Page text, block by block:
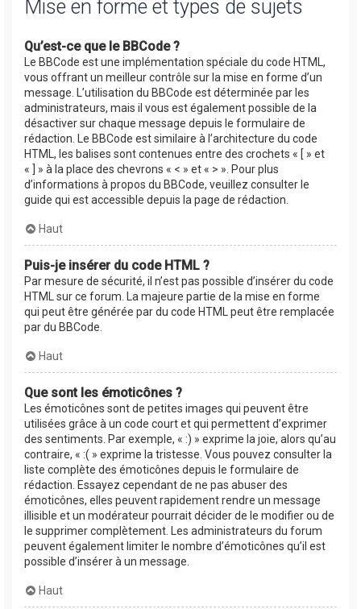
Mise en forme et types de sujets
Qu’est-ce que le BBCode ?
Le BBCode est une implémentation spéciale du code HTML,
vous offrant un meilleur contrôle sur la mise en forme d’un
message. L’utilisation du BBCode est déterminée par les
administrateurs, mais il vous est également possible de la
désactiver sur chaque message depuis le formulaire de
rédaction. Le BBCode est similaire à l’architecture du code
HTML, les balises sont contenues entre des crochets « [ » et
« ] » à la place des chevrons « < » et « > ». Pour plus
d’informations à propos du BBCode, veuillez consulter le
guide qui est accessible depuis la page de rédaction.
Haut
Puis-je insérer du code HTML ?
Par mesure de sécurité, il n’est pas possible d’insérer du code
HTML sur ce forum. La majeure partie de la mise en forme
qui peut être générée par du code HTML peut être remplacée
par du BBCode.
Haut
Que sont les émoticônes ?
Les émoticônes sont de petites images qui peuvent être
utilisées grâce à un code court et qui permettent d’exprimer
des sentiments. Par exemple, « :) » exprime la joie, alors qu’au
contraire, « :( » exprime la tristesse. Vous pouvez consulter la
liste complète des émoticônes depuis le formulaire de
rédaction. Essayez cependant de ne pas abuser des
émoticônes, elles peuvent rapidement rendre un message
illisible et un modérateur pourrait décider de le modifier ou de
le supprimer complètement. Les administrateurs du forum
peuvent également limiter le nombre d’émoticônes qu’il est
possible d’insérer à un message.
Haut